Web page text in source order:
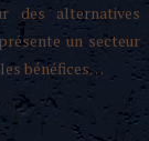
des alternatives
un secteur
bénéfices…